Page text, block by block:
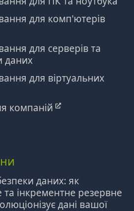
для комп'ютерів
для серверів та
даних
для віртуальних
компаній
даних: як
інкрементне резервне
дані вашої